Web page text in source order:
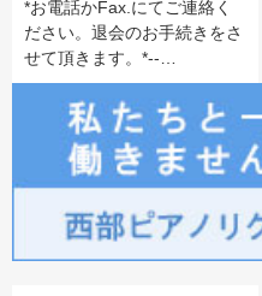
*お電話かFax.にてご連絡く
ださい。退会のお手続きをさ
せて頂きます。*--…